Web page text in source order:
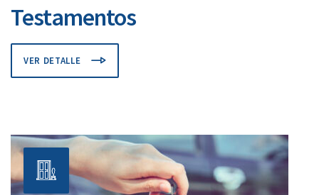
Testamentos
VER DETALLE